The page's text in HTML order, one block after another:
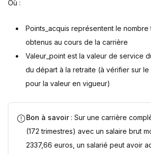
Où :
Points_acquis représentent le
obtenus au cours de la carrière
Valeur_point est la valeur de service
du départ à la retraite (à vérifier sur
pour la valeur en vigueur)
Bon à savoir : Sur une carrière
(172 trimestres) avec un salaire brut
2337,66 euros, un salarié peut avoir